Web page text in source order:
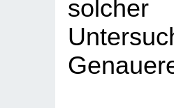
solcher